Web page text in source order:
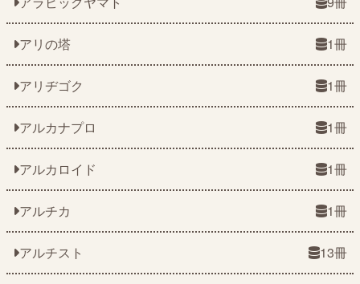
アリの塔 1冊
アリヂゴク 1冊
アルカナプロ 1冊
アルカロイド 1冊
アルチカ 1冊
アルチスト 13冊